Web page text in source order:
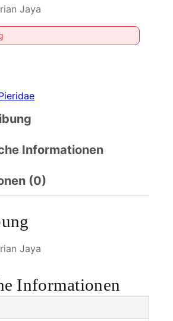
Jaya
Informationen
(0)
Jaya
Informationen